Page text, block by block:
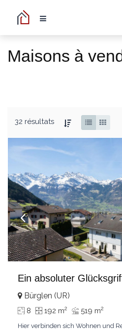
Maisons à
32 résultats
Ein absoluter
Bürglen (UR)
8 192 m2 519 m2
Hier verbinden sich Wohnen und